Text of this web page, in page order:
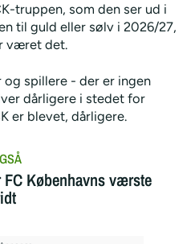
truppen, som den ser ud i
til guld eller sølv i 2026/27,
været det.
og spillere - der er ingen
dårligere i stedet for
er blevet, dårligere.
FC Københavns værste